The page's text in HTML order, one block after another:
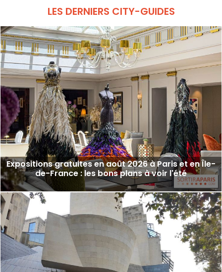
Dôme, qui saura séduire petits et grands.
LES DERNIERS CITY-GUIDES
Expositions gratuites en août 2026 à Paris et en Île-
de-France : les bons plans à voir l'été